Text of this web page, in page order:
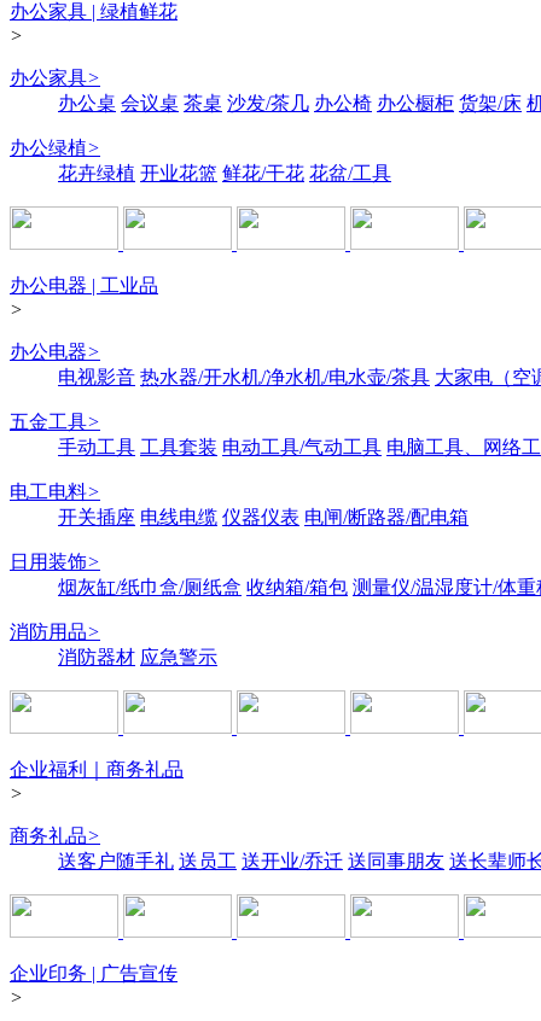
办公家具 | 绿植鲜花
>
办公家具>
办公桌 会议桌 茶桌 沙发/茶几 办公椅 办公橱柜 货架/床
办公绿植>
花卉绿植 开业花篮 鲜花/干花 花盆/工具
办公电器 | 工业品
>
办公电器>
电视影音 热水器/开水机/净水机/电水壶/茶具 大家电（空
五金工具>
手动工具 工具套装 电动工具/气动工具 电脑工具、网络
电工电料>
开关插座 电线电缆 仪器仪表 电闸/断路器/配电箱
日用装饰>
烟灰缸/纸巾盒/厕纸盒 收纳箱/箱包 测量仪/温湿度计/体重
消防用品>
消防器材 应急警示
企业福利｜商务礼品
>
商务礼品>
送客户随手礼 送员工 送开业/乔迁 送同事朋友 送长辈师
企业印务 | 广告宣传
>